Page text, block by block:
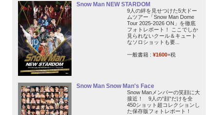
Snow Man NEW STARDOM
9人の絆を見せつけた5大ドー
ムツアー「Snow Man Dome
Tour 2025-2026 ON」を徹底
フォトレポート！ ここでしか
見られないクール＆キュート
なソロショットも要...
一般書籍 : ¥1600+税
Snow Man Snow Man's Face
Snow Manメンバーの笑顔に大
接近！ 9人の“顔”だけを全
450ショット超コレクションし
た保存版フォトレポート！